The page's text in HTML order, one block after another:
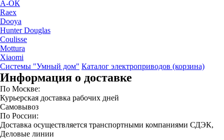
А-ОК
Raex
Dooya
Hunter Douglas
Coulisse
Mottura
Xiaomi
Системы "Умный дом" Каталог электроприводов (корзина)
Информация о доставке
По Москве:
Курьерская доставка рабочих дней
Самовывоз
По России:
Доставка осуществляется транспортными компаниями СДЭК,
Деловые линии